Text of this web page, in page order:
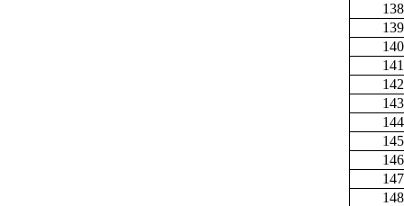
138
139
140
141
142
143
144
145
146
147
148